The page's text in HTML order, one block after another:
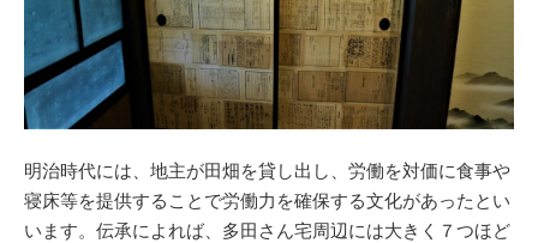
明治時代には、地主が田畑を貸し出し、労働を対価に食事や
寝床等を提供することで労働力を確保する文化があったとい
います。伝承によれば、多田さん宅周辺には大きく７つほど